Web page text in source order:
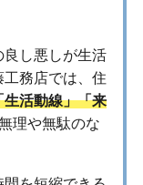
し悪しが生活
務店では、住
活動線」「来
理や無駄のな